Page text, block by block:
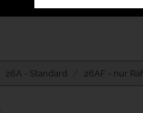
26A - Standard 26AF - nur